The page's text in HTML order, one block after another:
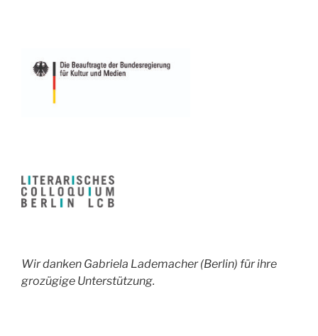
Wir danken Gabriela Lademacher (Berlin) für ihre
grozügige Unterstützung.